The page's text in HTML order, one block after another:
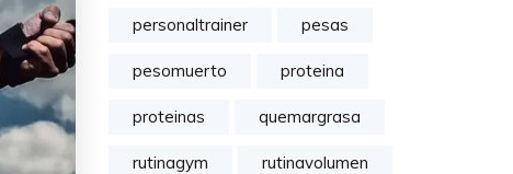
personaltrainer pesas
pesomuerto proteina
proteinas quemargrasa
rutinagym rutinavolumen